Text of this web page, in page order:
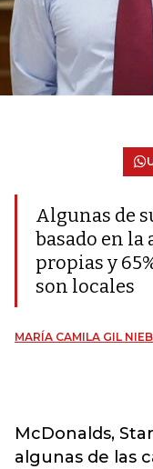
Algunas de
basado en la
propias y
son locales
MARÍA CAMILA GIL
McDonalds,
algunas de las